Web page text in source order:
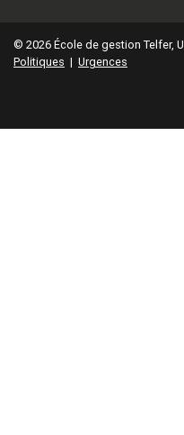
© 2026 École de gestion Telfer,
Politiques | Urgences